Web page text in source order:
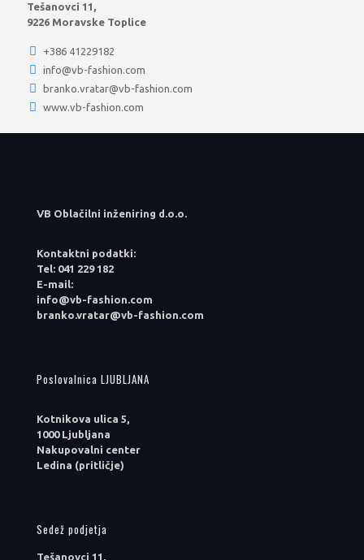
Tešanovci 11,
9226 Moravske Toplice
+386 41229182
info@vb-fashion.com
branko.vratar@vb-fashion.com
www.vb-fashion.com
VB Oblačilni inženiring d.o.o.
Kontaktni podatki:
Tel: 041 229 182
E-mail:
info@vb-fashion.com
branko.vratar@vb-fashion.com
Poslovalnica LJUBLJANA
Kotnikova ulica 5,
1000 Ljubljana
Nakupovalni center
Ledina (pritličje)
Sedež podjetja
Tešanovci 11,